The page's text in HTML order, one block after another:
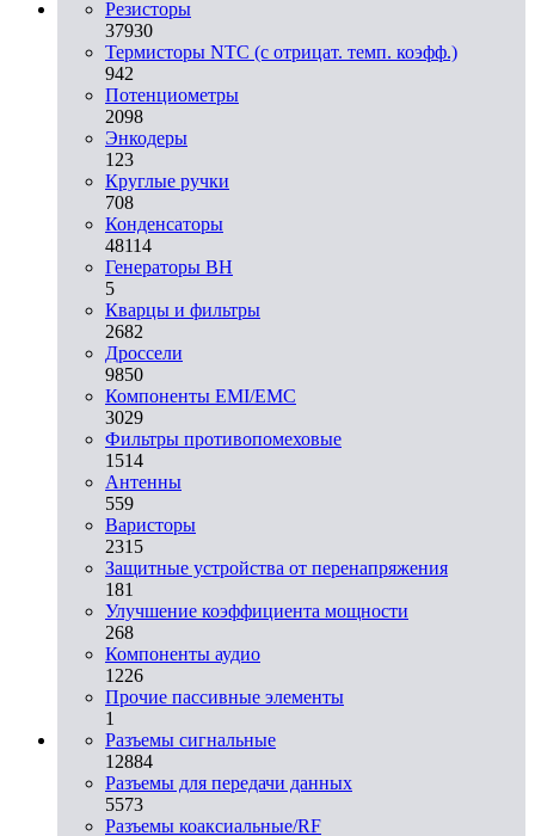
Резисторы
37930
Термисторы NTC (с отрицат. темп. коэфф.)
942
Потенциометры
2098
Энкодеры
123
Круглые ручки
708
Конденсаторы
48114
Генераторы ВН
5
Кварцы и фильтры
2682
Дроссели
9850
Компоненты EMI/EMC
3029
Фильтры противопомеховые
1514
Антенны
559
Варисторы
2315
Защитные устройства от перенапряжения
181
Улучшение коэффициента мощности
268
Компоненты аудио
1226
Прочие пассивные элементы
1
Разъeмы сигнальные
12884
Разъeмы для передачи данных
5573
Разъeмы коаксиальные/RF